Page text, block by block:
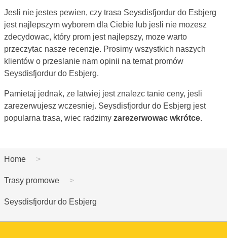
Jesli nie jestes pewien, czy trasa Seysdisfjordur do Esbjerg
jest najlepszym wyborem dla Ciebie lub jesli nie mozesz
zdecydowac, który prom jest najlepszy, moze warto
przeczytac nasze recenzje. Prosimy wszystkich naszych
klientów o przeslanie nam opinii na temat promów
Seysdisfjordur do Esbjerg.
Pamietaj jednak, ze latwiej jest znalezc tanie ceny, jesli
zarezerwujesz wczesniej. Seysdisfjordur do Esbjerg jest
popularna trasa, wiec radzimy zarezerwowac wkrótce.
Home
Trasy promowe
Seysdisfjordur do Esbjerg